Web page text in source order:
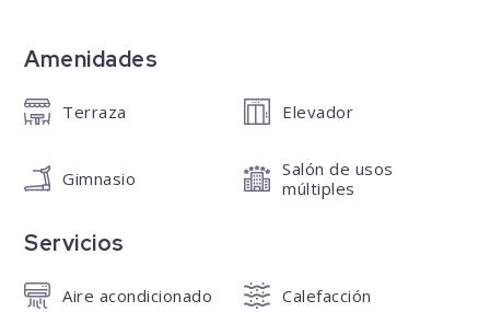
Amenidades
Terraza Elevador
Gimnasio
Salón de usos
múltiples
Servicios
Aire acondicionado Calefacción